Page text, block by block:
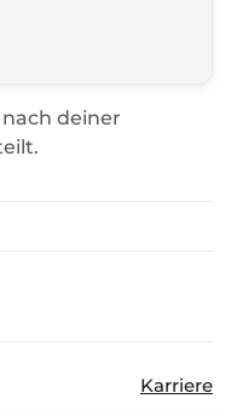
deiner
Karriere